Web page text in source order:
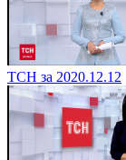
ТСН за 2020.12.12